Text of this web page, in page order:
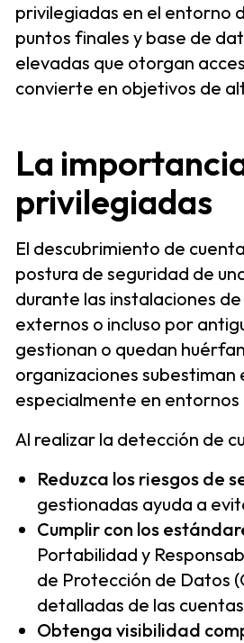
privilegiadas en el entorno
puntos finales y base de
elevadas que otorgan
convierte en objetivos de
La
privilegiadas
El descubrimiento de
postura de seguridad de
durante las instalaciones
externos o incluso por
gestionan o quedan
organizaciones
especialmente en
Al realizar la detección de
Reduzca los riesgos de
gestionadas ayuda a
Cumplir con los
Portabilidad y
de Protección de Datos
detalladas de las
Obtenga visibilidad